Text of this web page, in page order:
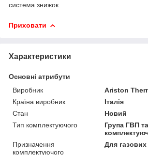
система знижок.
Приховати
Характеристики
Основні атрибути
Виробник
Ariston
Країна виробник
Італія
Стан
Новий
Тип комплектуючого
Група ГВП та
Призначення
комплектуючого
Для газових